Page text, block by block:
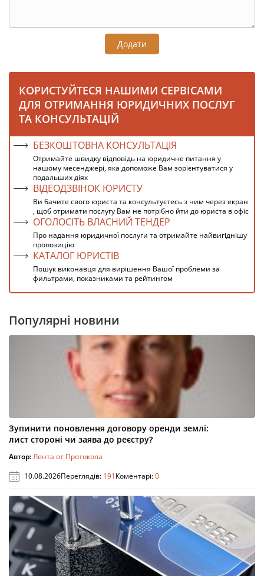
Додати
КОРИСТУЙТЕСЯ НАШИМИ СЕРВІСАМИ
ДЛЯ ОТРИМАННЯ ЮРИДИЧНИХ ПОСЛУГ
ТА КОНСУЛЬТАЦІЙ
БЕЗКОШТОВНА КОНСУЛЬТАЦІЯ
Отримайте швидку відповідь на юридичне питання у
нашому месенджері, яка допоможе Вам зорієнтуватися у
подальших діях
ВІДЕОДЗВІНОК ЮРИСТУ
Ви бачите свого юриста та консультуєтесь з ним через екран
, щоб отримати послугу Вам не потрібно йти до юриста в офіс
ОГОЛОСІТЬ ВЛАСНИЙ ТЕНДЕР
Про надання юридичної послуги та отримайте найвигіднішу
пропозицію
КАТАЛОГ ЮРИСТІВ
Пошук виконавця для вирішення Вашої проблеми за
фильтрами, показниками та рейтингом
Популярні новини
Зупинити поновлення договору оренди землі:
лист стороні чи заява до реєстру?
Автор:Лента от Протокола
10.08.2026Переглядів: 191Коментарі:0